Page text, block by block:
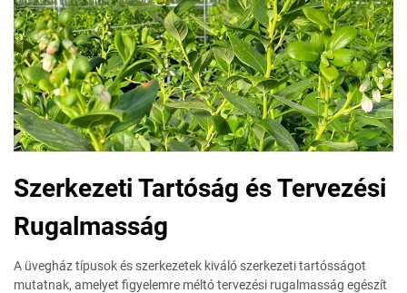
Szerkezeti Tartóság és Tervezési
Rugalmasság
A üvegház típusok és szerkezetek kiváló szerkezeti tartósságot
mutatnak, amelyet figyelemre méltó tervezési rugalmasság egészít